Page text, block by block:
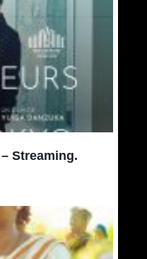
Streaming.